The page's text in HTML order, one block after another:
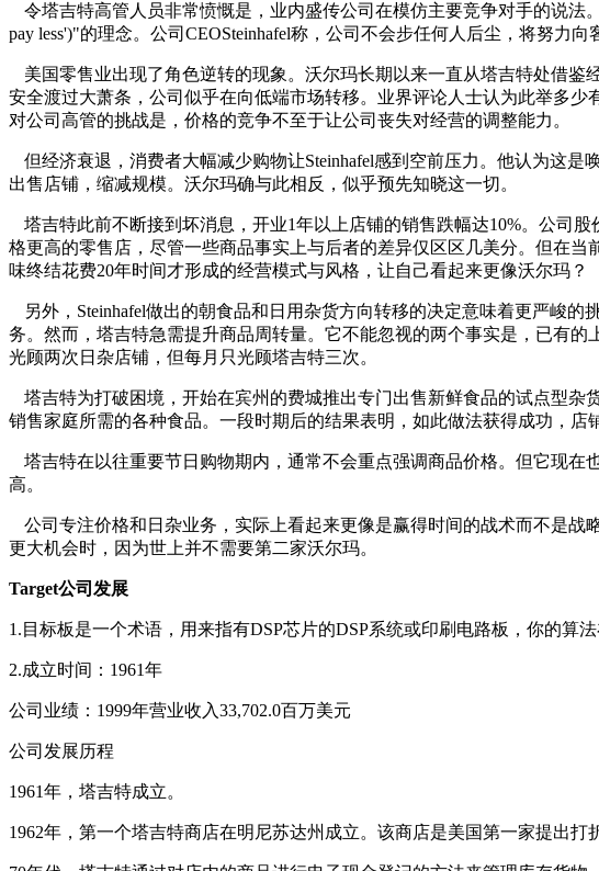
令塔吉特高管人员非常愤慨是，业内盛传公司在模仿主要竞争对手的说法
pay less')"的理念。公司CEOSteinhafel称，公司不会步任何人后尘，将努力向
美国零售业出现了角色逆转的现象。沃尔玛长期以来一直从塔吉特处借
安全渡过大萧条，公司似乎在向低端市场转移。业界评论人士认为此举多
对公司高管的挑战是，价格的竞争不至于让公司丧失对经营的调整能力。
但经济衰退，消费者大幅减少购物让Steinhafel感到空前压力。他认为这
出售店铺，缩减规模。沃尔玛确与此相反，似乎预先知晓这一切。
塔吉特此前不断接到坏消息，开业1年以上店铺的销售跌幅达10%。公司
格更高的零售店，尽管一些商品事实上与后者的差异仅区区几美分。但在
味终结花费20年时间才形成的经营模式与风格，让自己看起来更像沃尔玛？
另外，Steinhafel做出的朝食品和日用杂货方向转移的决定意味着更严峻
务。然而，塔吉特急需提升商品周转量。它不能忽视的两个事实是，已有
光顾两次日杂店铺，但每月只光顾塔吉特三次。
塔吉特为打破困境，开始在宾州的费城推出专门出售新鲜食品的试点型
销售家庭所需的各种食品。一段时期后的结果表明，如此做法获得成功，店
塔吉特在以往重要节日购物期内，通常不会重点强调商品价格。但它现
高。
公司专注价格和日杂业务，实际上看起来更像是赢得时间的战术而不是
更大机会时，因为世上并不需要第二家沃尔玛。
Target公司发展
1. 目标板是一个术语，用来指有DSP芯片的DSP系统或印刷电路板，你的算
2.成立时间：1961年
公司业绩：1999年营业收入33,702.0百万美元
公司发展历程
1961年，塔吉特成立。
1962年，第一个塔吉特商店在明尼苏达州成立。该商店是美国第一家提出打